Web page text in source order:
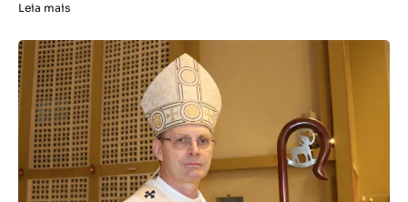
Leia mais